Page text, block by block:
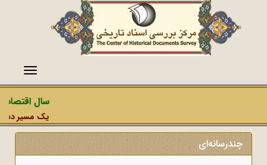
منو
سال
یک مسیر
چندرسانه‌ای